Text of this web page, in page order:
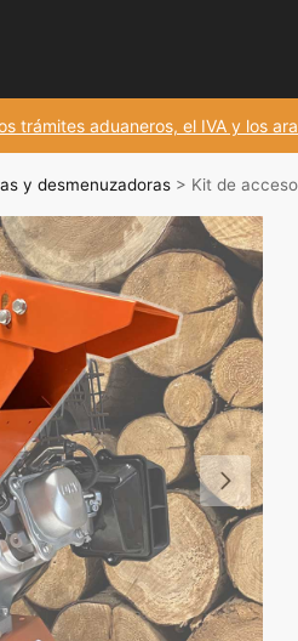
trámites aduaneros, el IVA y los
y desmenuzadoras > Kit de